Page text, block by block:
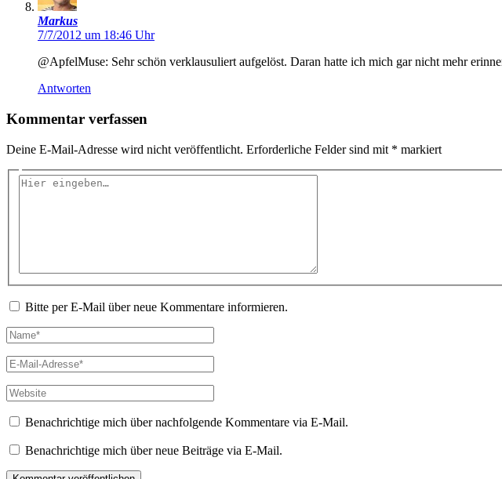
Markus
7/7/2012 um 18:46 Uhr
@ApfelMuse: Sehr schön verklausuliert aufgelöst. Daran hatte ich mich gar nicht mehr
Antworten
Kommentar verfassen
Deine E-Mail-Adresse wird nicht veröffentlicht. Erforderliche Felder sind mit * markiert
Hier
Bitte per E-Mail über neue Kommentare informieren.
Name*
E-
Mail-
Adresse*
Website
Benachrichtige mich über nachfolgende Kommentare via E-Mail.
Benachrichtige mich über neue Beiträge via E-Mail.